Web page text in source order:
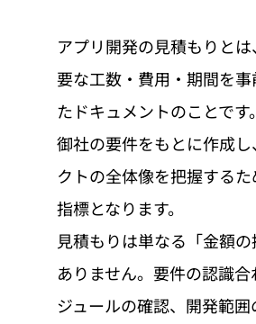
アプリ開発の見積もりと
要な工数・費用・期間を
たドキュメントのことで
御社の要件をもとに作成し
クトの全体像を把握する
指標となります。
見積もりは単なる「金額
ありません。要件の認識
ジュールの確認、開発範